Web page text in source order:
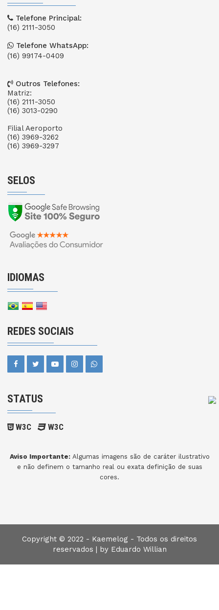
Telefone Principal:
(16) 2111-3050
Telefone WhatsApp:
(16) 99174-0409
Outros Telefones:
Matriz:
(16) 2111-3050
(16) 3013-0290
Filial Aeroporto
(16) 3969-3262
(16) 3969-3297
SELOS
IDIOMAS
REDES SOCIAIS
STATUS
W3C W3C
Aviso Importante:Algumas imagens são de caráter ilustrativo
e não definem o tamanho real ou exata definição de suas
cores.
Copyright © 2022 - Kaemelog - Todos os direitos
reservados | by Eduardo Willian